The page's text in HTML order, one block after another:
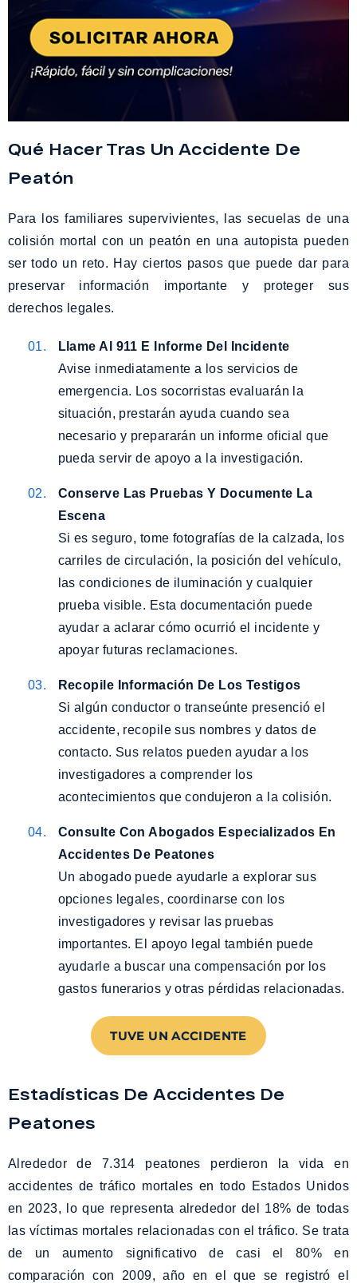
Qué Hacer Tras Un Accidente De
Peatón
Para los familiares supervivientes, las secuelas de una
colisión mortal con un peatón en una autopista pueden
ser todo un reto. Hay ciertos pasos que puede dar para
preservar información importante y proteger sus
derechos legales.
Llame Al 911 E Informe Del Incidente
Avise inmediatamente a los servicios de
emergencia. Los socorristas evaluarán la
situación, prestarán ayuda cuando sea
necesario y prepararán un informe oficial que
pueda servir de apoyo a la investigación.
Conserve Las Pruebas Y Documente La
Escena
Si es seguro, tome fotografías de la calzada, los
carriles de circulación, la posición del vehículo,
las condiciones de iluminación y cualquier
prueba visible. Esta documentación puede
ayudar a aclarar cómo ocurrió el incidente y
apoyar futuras reclamaciones.
Recopile Información De Los Testigos
Si algún conductor o transeúnte presenció el
accidente, recopile sus nombres y datos de
contacto. Sus relatos pueden ayudar a los
investigadores a comprender los
acontecimientos que condujeron a la colisión.
Consulte Con Abogados Especializados En
Accidentes De Peatones
Un abogado puede ayudarle a explorar sus
opciones legales, coordinarse con los
investigadores y revisar las pruebas
importantes. El apoyo legal también puede
ayudarle a buscar una compensación por los
gastos funerarios y otras pérdidas relacionadas.
TUVE UN ACCIDENTE
Estadísticas De Accidentes De
Peatones
Alrededor de 7.314 peatones perdieron la vida en
accidentes de tráfico mortales en todo Estados Unidos
en 2023, lo que representa alrededor del 18% de todas
las víctimas mortales relacionadas con el tráfico. Se trata
de un aumento significativo de casi el 80% en
comparación con 2009, año en el que se registró el